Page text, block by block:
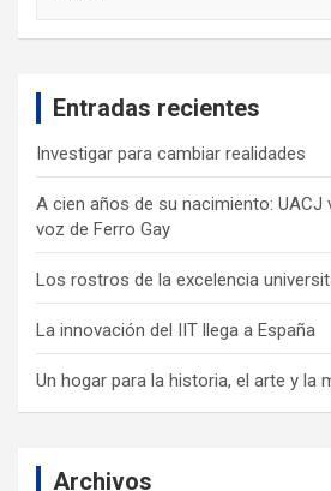
Entradas recientes
Investigar para cambiar realidades
A cien años de su nacimiento: UACJ
voz de Ferro Gay
Los rostros de la excelencia
La innovación del IIT llega a España
Un hogar para la historia, el arte y la
Archivos